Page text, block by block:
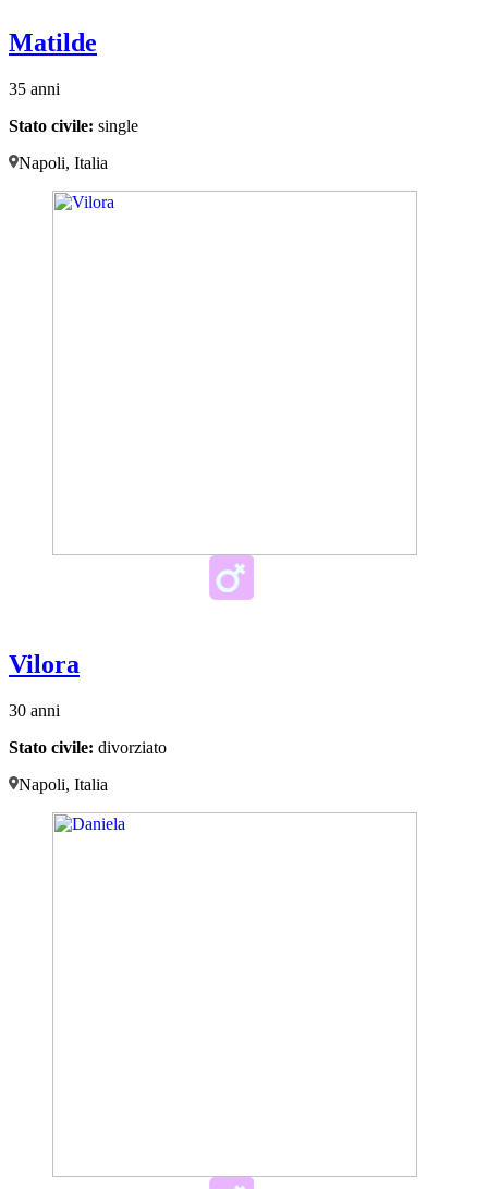
Matilde
35 anni
Stato civile: single
Napoli, Italia
Vilora
30 anni
Stato civile: divorziato
Napoli, Italia